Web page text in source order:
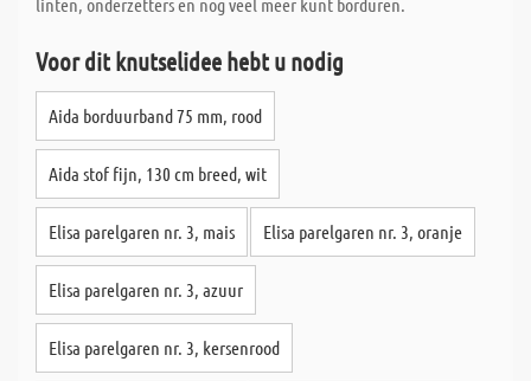
Voor dit knutselidee hebt u nodig
Aida borduurband 75 mm, rood
Aida stof fijn, 130 cm breed, wit
Elisa parelgaren nr. 3, mais Elisa parelgaren nr. 3, oranje
Elisa parelgaren nr. 3, azuur
Elisa parelgaren nr. 3, kersenrood